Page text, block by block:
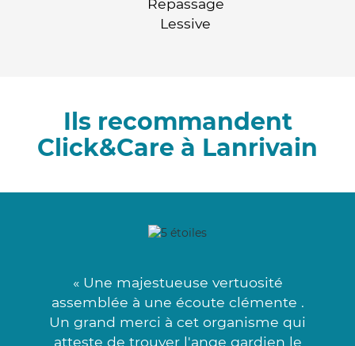
Lessive
Ils recommandent
Click&Care à Lanrivain
« Une majestueuse vertuosité
assemblée à une écoute clémente .
Un grand merci à cet organisme qui
atteste de trouver l'ange gardien le